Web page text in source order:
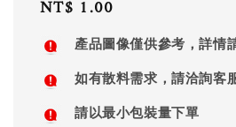
Regular
price
NT$ 1.00
產品圖像僅供參考，詳情
如有散料需求，請洽詢客
請以最小包裝量下單